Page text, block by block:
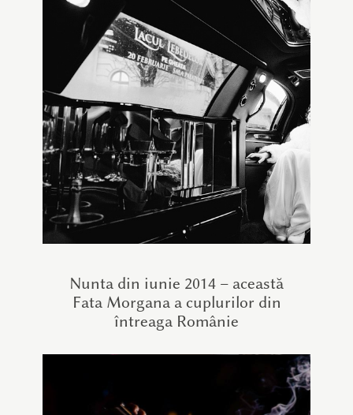
Nunta din iunie 2014 – această
Fata Morgana a cuplurilor din
întreaga Românie